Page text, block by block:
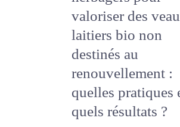
pour valoriser des
veaux laitiers bio
non destinés au
renouvellement :
quelles pratiques
et quels résultats ?